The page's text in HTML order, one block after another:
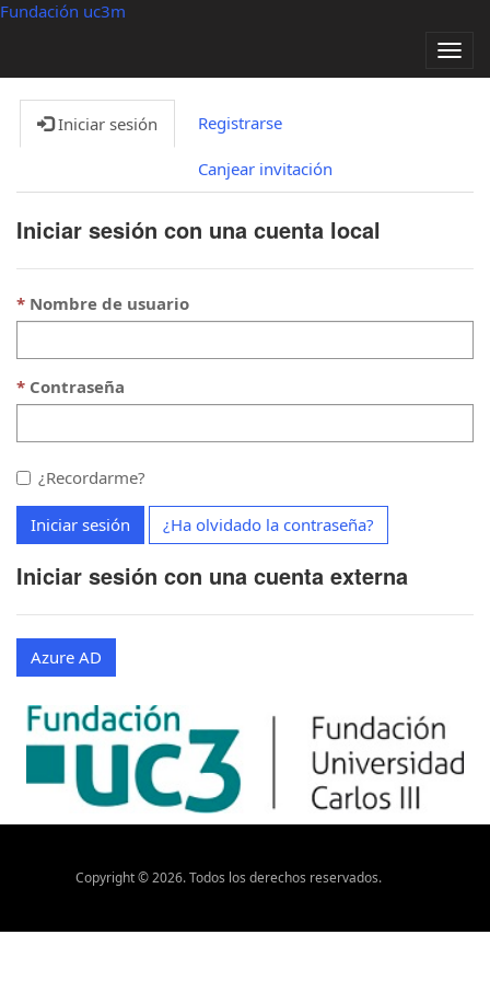
Fundación uc3m
Iniciar sesión Registrarse
Canjear invitación
Iniciar sesión con una cuenta local
Nombre de usuario
Contraseña
¿Recordarme?
Iniciar sesión ¿Ha olvidado la contraseña?
Iniciar sesión con una cuenta externa
Azure AD
Copyright ©2026. Todos los derechos reservados.